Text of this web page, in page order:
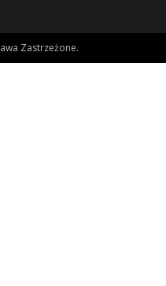
Zastrzeżone.